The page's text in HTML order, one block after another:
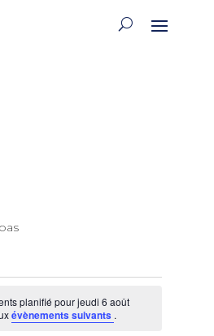
planifié pour jeudi 6 août
évènements suivants .